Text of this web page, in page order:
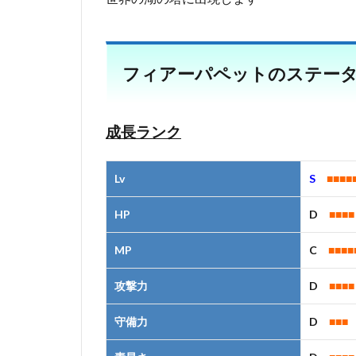
フィアーパペットのステー
成長ランク
Lv S
HP D ■■■■
MP C
攻撃力 D ■■■■
守備力 D ■■■